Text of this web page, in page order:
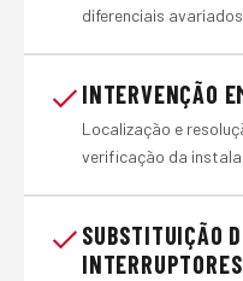
diferenciais
INTERVENÇÃO
Localização e
verificação da
SUBSTITUIÇÃO
INTERRUPTORES